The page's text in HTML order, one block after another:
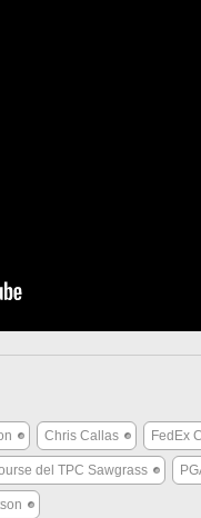
Chris Callas FedEx
del TPC Sawgrass